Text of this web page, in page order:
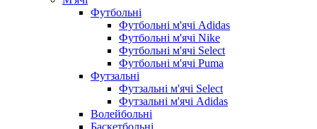
Футбольні
Футбольні м'ячі Adidas
Футбольні м'ячі Nike
Футбольні м'ячі Select
Футбольні м'ячі Puma
Футзальні
Футзальні м'ячі Select
Футзальні м'ячі Adidas
Волейбольні
Баскетбольні